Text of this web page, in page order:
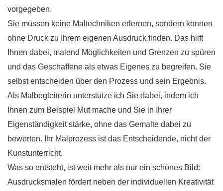
vorgegeben.
Sie müssen keine Maltechniken erlernen, sondern können
ohne Druck zu Ihrem eigenen Ausdruck finden. Das hilft
Ihnen dabei, malend Möglichkeiten und Grenzen zu spüren
und das Geschaffene als etwas Eigenes zu begreifen. Sie
selbst entscheiden über den Prozess und sein Ergebnis.
Als Malbegleiterin unterstütze ich Sie dabei, indem ich
Ihnen zum Beispiel Mut mache und Sie in Ihrer
Eigenständigkeit stärke, ohne das Gemalte dabei zu
bewerten. Ihr Malprozess ist das Entscheidende, nicht der
Kunstunterricht.
Was so entsteht, ist weit mehr als nur ein schönes Bild:
Ausdrucksmalen fördert neben der individuellen Kreativität